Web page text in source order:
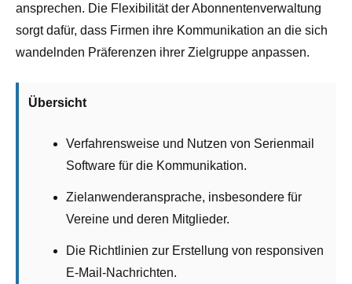
ansprechen. Die Flexibilität der Abonnentenverwaltung
sorgt dafür, dass Firmen ihre Kommunikation an die sich
wandelnden Präferenzen ihrer Zielgruppe anpassen.
Übersicht
Verfahrensweise und Nutzen von Serienmail
Software für die Kommunikation.
Zielanwenderansprache, insbesondere für
Vereine und deren Mitglieder.
Die Richtlinien zur Erstellung von responsiven
E-Mail-Nachrichten.